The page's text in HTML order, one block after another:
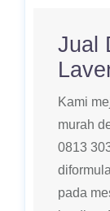
Jual
Kami
murah
0813
pada